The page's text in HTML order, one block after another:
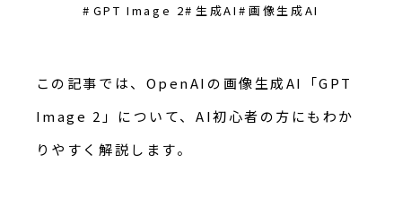
# GPT Image 2# 生成AI # 画像生成AI
この記事では、OpenAIの画像生成AI「GPT
Image 2」について、AI初心者の方にもわか
りやすく解説します。